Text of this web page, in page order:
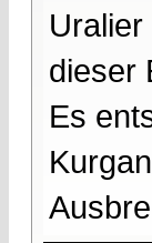
dieser
Es